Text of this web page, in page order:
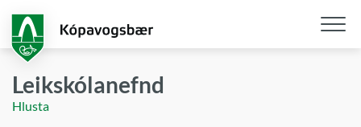
aðalefni
Leikskólanefnd
Hlusta
Opna